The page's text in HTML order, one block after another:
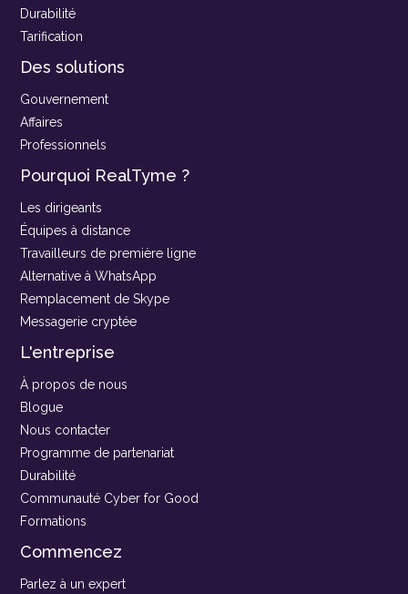
Durabilité
Tarification
Des solutions
Gouvernement
Affaires
Professionnels
Pourquoi RealTyme ?
Les dirigeants
Équipes à distance
Travailleurs de première ligne
Alternative à WhatsApp
Remplacement de Skype
Messagerie cryptée
L'entreprise
À propos de nous
Blogue
Nous contacter
Programme de partenariat
Durabilité
Communauté Cyber for Good
Formations
Commencez
Parlez à un expert